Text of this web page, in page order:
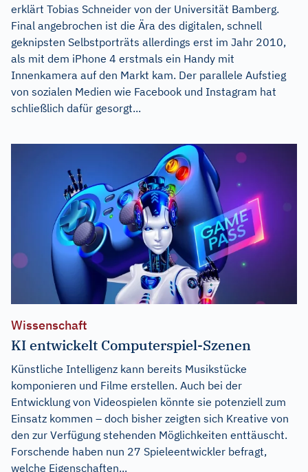
erklärt Tobias Schneider von der Universität Bamberg.
Final angebrochen ist die Ära des digitalen, schnell
geknipsten Selbstporträts allerdings erst im Jahr 2010,
als mit dem iPhone 4 erstmals ein Handy mit
Innenkamera auf den Markt kam. Der parallele Aufstieg
von sozialen Medien wie Facebook und Instagram hat
schließlich dafür gesorgt...
Wissenschaft
KI entwickelt Computerspiel-Szenen
Künstliche Intelligenz kann bereits Musikstücke
komponieren und Filme erstellen. Auch bei der
Entwicklung von Videospielen könnte sie potenziell zum
Einsatz kommen – doch bisher zeigten sich Kreative von
den zur Verfügung stehenden Möglichkeiten enttäuscht.
Forschende haben nun 27 Spieleentwickler befragt,
welche Eigenschaften...